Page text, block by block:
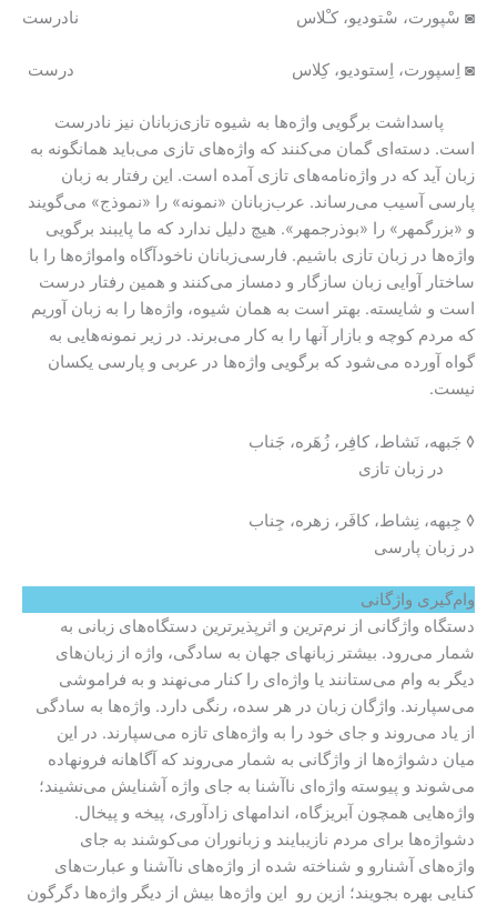
◙ سْپورت، سْتودیو، کـْلاس نادرست
◙ اِسپورت، اِستودیو، کِلاس درست
پاسداشت برگویی واژه‌ها به شیوه تازی‌زبانان نیز نادرست
است. دسته‌ای گمان می‌کنند که واژه‌های تازی می‌باید همانگونه به
زبان آید که در واژه‌نامه‌های تازی آمده است. این رفتار به زبان
پارسی آسیب می‌رساند. عرب‌زبانان «نمونه» را «نموذج» می‌گویند
و «بزرگمهر» را «بوذرجمهر». هیچ دلیل ندارد که ما پایبند برگویی
واژه‌ها در زبان تازی باشیم. فارسی‌زبانان ناخودآگاه وامواژه‌ها را با
ساختار آوایی زبان سازگار و دمساز می‌کنند و همین رفتار درست
است و شایسته. بهتر است به همان شیوه، واژه‌ها را به زبان آوریم
که مردم کوچه و بازار آنها را به کار می‌برند. در زیر نمونه‌هایی به
گواه آورده می‌شود که برگویی واژه‌ها در عربی و پارسی یکسان
نیست.
◊ جَبهه، نَشاط، کافِر، زُهَره، جَناب
در زبان تازی
◊ جِبهه، نِشاط، کافَر، زهره، جِناب
در زبان پارسی
وام‌گیری واژگانی
دستگاه واژگانی از نرم‌ترین و اثرپذیرترین دستگاه‌های زبانی به
شمار می‌رود. بیشتر زبانهای جهان به سادگی، واژه از زبان‌های
دیگر به وام می‌ستانند یا واژه‌ای را کنار می‌نهند و به فراموشی
می‌سپارند. واژگان زبان در هر سده، رنگی دارد. واژه‌ها به سادگی
از یاد می‌روند و جای خود را به واژه‌های تازه می‌سپارند. در این
میان دشواژه‌ها از واژگانی به شمار می‌روند که آگاهانه فرونهاده
می‌شوند و پیوسته واژه‌ای ناآشنا به جای واژه آشنایش می‌نشیند؛
واژه‌هایی همچون آبریزگاه، اندامهای زادآوری، پیخه و پیخال.
دشواژه‌ها برای مردم نازیبایند و زبانوران می‌کوشند به جای
واژه‌های آشنارو و شناخته شده از واژه‌های ناآشنا و عبارت‌های
کنایی بهره بجویند؛ ازین رو این واژه‌ها بیش از دیگر واژه‌ها دگرگون